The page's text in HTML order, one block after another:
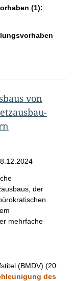
(1):
von
der
mehrfache
(BMDV) (20.
des